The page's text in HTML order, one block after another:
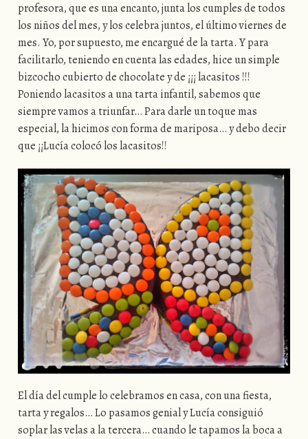
profesora, que es una encanto, junta los cumples de todos
los niños del mes, y los celebra juntos, el último viernes de
mes. Yo, por supuesto, me encargué de la tarta. Y para
facilitarlo, teniendo en cuenta las edades, hice un simple
bizcocho cubierto de chocolate y de ¡¡¡ lacasitos !!!
Poniendo lacasitos a una tarta infantil, sabemos que
siempre vamos a triunfar… Para darle un toque mas
especial, la hicimos con forma de mariposa… y debo decir
que ¡¡Lucía colocó los lacasitos!!
El día del cumple lo celebramos en casa, con una fiesta,
tarta y regalos… Lo pasamos genial y Lucía consiguió
soplar las velas a la tercera… cuando le tapamos la boca a